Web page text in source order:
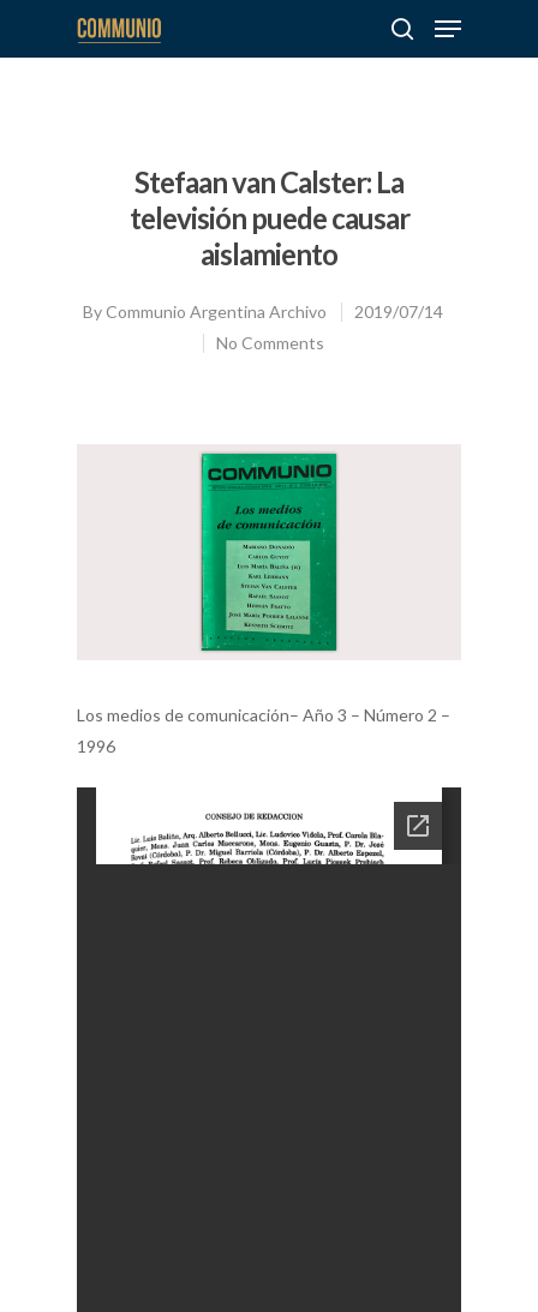
Stefaan van Calster: La
televisión puede causar
aislamiento
ByCommunio Argentina Archivo
2019/07/14
No Comments
Los medios de comunicación– Año 3 – Número 2 –
1996